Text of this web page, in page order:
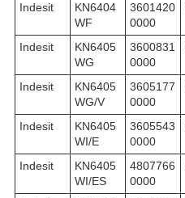
Indesit
KN6404
WF
3601420
0000
Indesit
KN6405
WG
3600831
0000
Indesit
KN6405
WG/V
3605177
0000
Indesit
KN6405
WI/E
3605543
0000
Indesit
KN6405
WI/ES
4807766
0000